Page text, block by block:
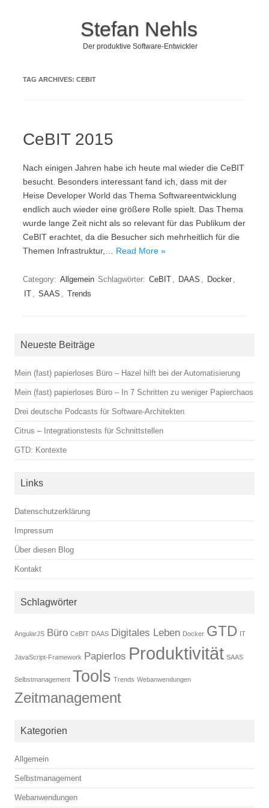
Stefan Nehls
Der produktive Software-Entwickler
TAG ARCHIVES: CEBIT
CeBIT 2015
Nach einigen Jahren habe ich heute mal wieder die CeBIT
besucht. Besonders interessant fand ich, dass mit der
Heise Developer World das Thema Softwareentwicklung
endlich auch wieder eine größere Rolle spielt. Das Thema
wurde lange Zeit nicht als so relevant für das Publikum der
CeBIT erachtet, da die Besucher sich mehrheitlich für die
Themen Infrastruktur,… Read More »
Category: Allgemein Schlagwörter: CeBIT , DAAS , Docker ,
IT , SAAS , Trends
Neueste Beiträge
Mein (fast) papierloses Büro – Hazel hilft bei der Automatisierung
Mein (fast) papierloses Büro – In 7 Schritten zu weniger Papierchaos
Drei deutsche Podcasts für Software-Architekten
Citrus – Integrationstests für Schnittstellen
GTD: Kontexte
Links
Datenschutzerklärung
Impressum
Über diesen Blog
Kontakt
Schlagwörter
AngularJS Büro CeBIT DAAS Digitales Leben Docker GTD IT
JavaScript-Framework Papierlos Produktivität SAAS
Selbstmanagement Tools Trends Webanwendungen
Zeitmanagement
Kategorien
Allgemein
Selbstmanagement
Webanwendungen